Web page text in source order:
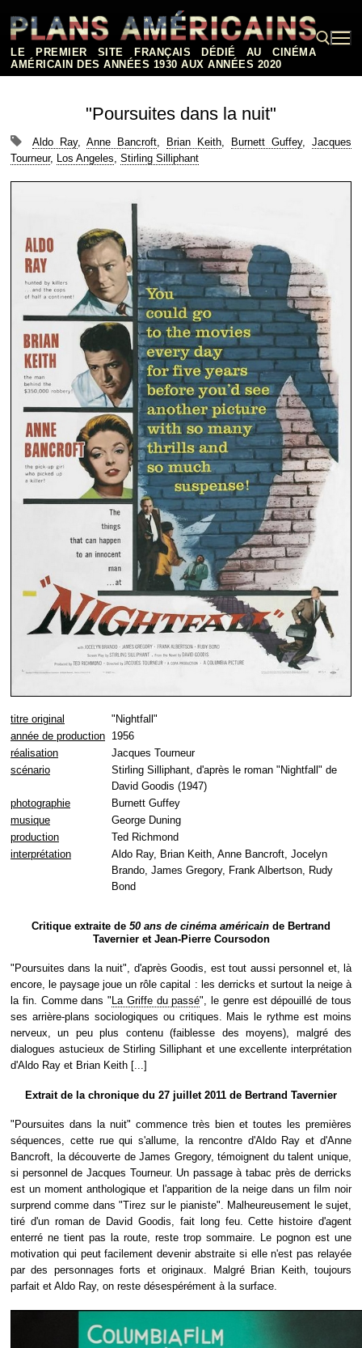
contenu
LE PREMIER SITE FRANÇAIS DÉDIÉ AU CINÉMA
AMÉRICAIN DES ANNÉES 1930 AUX ANNÉES 2020
"Poursuites dans la nuit"
Aldo Ray, Anne Bancroft, Brian Keith, Burnett Guffey, Jacques
Tourneur, Los Angeles, Stirling Silliphant
titre original
"Nightfall"
année de production 1956
réalisation
Jacques Tourneur
scénario
Stirling Silliphant, d'après le roman "Nightfall" de
David Goodis (1947)
photographie
Burnett Guffey
musique
George Duning
production
Ted Richmond
interprétation
Aldo Ray, Brian Keith, Anne Bancroft, Jocelyn
Brando, James Gregory, Frank Albertson, Rudy
Bond
Critique extraite de 50 ans de cinéma américain de Bertrand
Tavernier et Jean-Pierre Coursodon
"Poursuites dans la nuit", d'après Goodis, est tout aussi personnel et, là
encore, le paysage joue un rôle capital : les derricks et surtout la neige à
la fin. Comme dans " La Griffe du passé", le genre est dépouillé de tous
ses arrière-plans sociologiques ou critiques. Mais le rythme est moins
nerveux, un peu plus contenu (faiblesse des moyens), malgré des
dialogues astucieux de Stirling Silliphant et une excellente interprétation
d'Aldo Ray et Brian Keith [...]
Extrait de la chronique du 27 juillet 2011 de Bertrand Tavernier
"Poursuites dans la nuit" commence très bien et toutes les premières
séquences, cette rue qui s'allume, la rencontre d'Aldo Ray et d'Anne
Bancroft, la découverte de James Gregory, témoignent du talent unique,
si personnel de Jacques Tourneur. Un passage à tabac près de derricks
est un moment anthologique et l'apparition de la neige dans un film noir
surprend comme dans "Tirez sur le pianiste". Malheureusement le sujet,
tiré d'un roman de David Goodis, fait long feu. Cette histoire d'agent
enterré ne tient pas la route, reste trop sommaire. Le pognon est une
motivation qui peut facilement devenir abstraite si elle n'est pas relayée
par des personnages forts et originaux. Malgré Brian Keith, toujours
parfait et Aldo Ray, on reste désespérément à la surface.